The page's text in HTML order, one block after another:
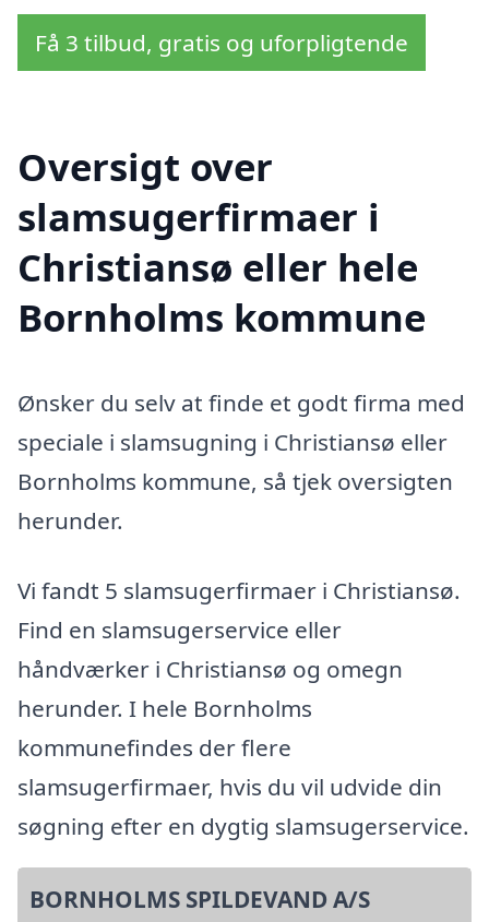
Få 3 tilbud, gratis og uforpligtende
Oversigt over
slamsugerfirmaer i
Christiansø eller hele
Bornholms kommune
Ønsker du selv at finde et godt firma med
speciale i slamsugning i Christiansø eller
Bornholms kommune, så tjek oversigten
herunder.
Vi fandt 5 slamsugerfirmaer i Christiansø.
Find en slamsugerservice eller
håndværker i Christiansø og omegn
herunder. I hele Bornholms
kommunefindes der flere
slamsugerfirmaer, hvis du vil udvide din
søgning efter en dygtig slamsugerservice.
BORNHOLMS SPILDEVAND A/S